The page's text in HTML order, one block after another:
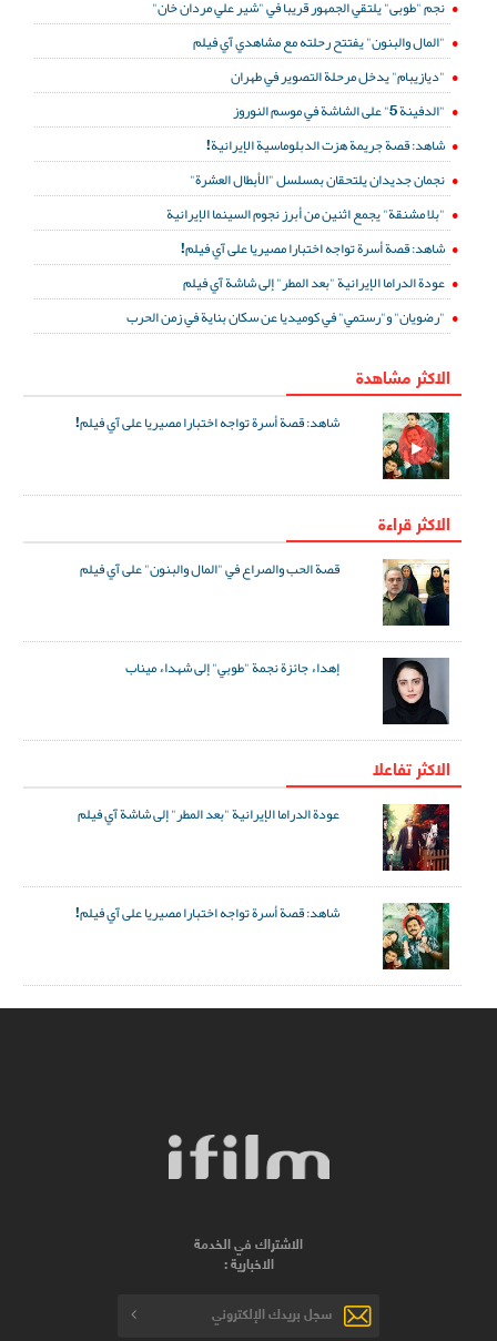
نجم "طوبى" يلتقي الجمهور قريبا في "شير علي مردان خان"
"المال والبنون" يفتتح رحلته مع مشاهدي آي فيلم
"ديازيبام" يدخل مرحلة التصوير في طهران
"الدفينة 5" على الشاشة في موسم النوروز
شاهد: قصة جريمة هزت الدبلوماسية الإيرانية!
نجمان جديدان يلتحقان بمسلسل "الأبطال العشرة"
"بلا مشنقة" يجمع اثنين من أبرز نجوم السينما الإيرانية
شاهد: قصة أسرة تواجه اختبارا مصيريا على آي فيلم!
عودة الدراما الإيرانية "بعد المطر" إلى شاشة آي فيلم
"رضويان" و"رستمي" في كوميديا عن سكان بناية في زمن الحرب
الاكثر مشاهدة
شاهد: قصة أسرة تواجه اختبارا مصيريا على آي فيلم!
الاكثر قراءة
قصة الحب والصراع في "المال والبنون" على آي فيلم
إهداء جائزة نجمة "طوبي" إلى شهداء ميناب
الاکثر تفاعلا
عودة الدراما الإيرانية "بعد المطر" إلى شاشة آي فيلم
شاهد: قصة أسرة تواجه اختبارا مصيريا على آي فيلم!
الاشتراك في الخدمة
الاخبارية :